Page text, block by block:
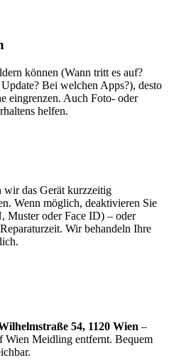
können (Wann tritt es auf?
Bei welchen Apps?), desto
eingrenzen. Auch Foto- oder
helfen.
wir das Gerät kurzzeitig
Wenn möglich, deaktivieren Sie
Muster oder Face ID) – oder
Wir behandeln Ihre
54, 1120 Wien –
Wien Meidling entfernt. Bequem